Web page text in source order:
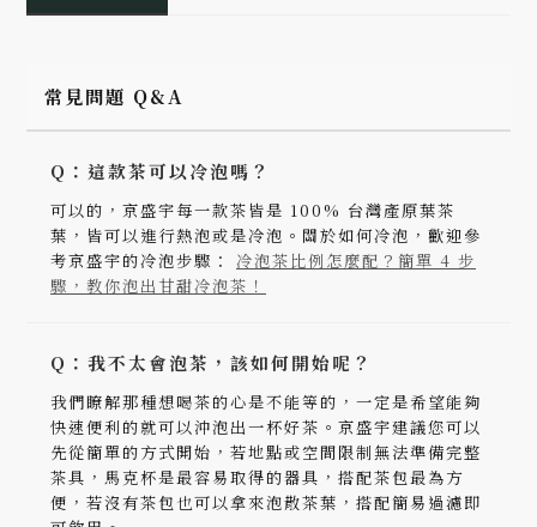
常見問題 Q&A
Q：這款茶可以冷泡嗎？
可以的，京盛宇每一款茶皆是 100% 台灣產原葉茶
葉，皆可以進行熱泡或是冷泡。關於如何冷泡，歡迎參
考京盛宇的冷泡步驟： 冷泡茶比例怎麼配？簡單 4 步
驟，教你泡出甘甜冷泡茶！
Q：我不太會泡茶，該如何開始呢？
我們瞭解那種想喝茶的心是不能等的，一定是希望能夠
快速便利的就可以沖泡出一杯好茶。京盛宇建議您可以
先從簡單的方式開始，若地點或空間限制無法準備完整
茶具，馬克杯是最容易取得的器具，搭配茶包最為方
便，若沒有茶包也可以拿來泡散茶葉，搭配簡易過濾即